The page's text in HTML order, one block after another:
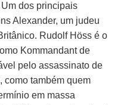
dos principais
Alexander, um judeu
Rudolf Höss é o
Kommandant de
pelo assassinato de
como também quem
em massa